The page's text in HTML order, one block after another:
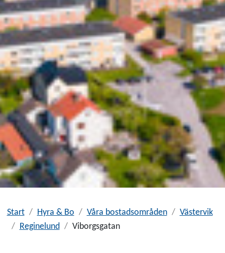
Start Hyra & Bo Våra bostadsområden
Västervik
Reginelund
Viborgsgatan